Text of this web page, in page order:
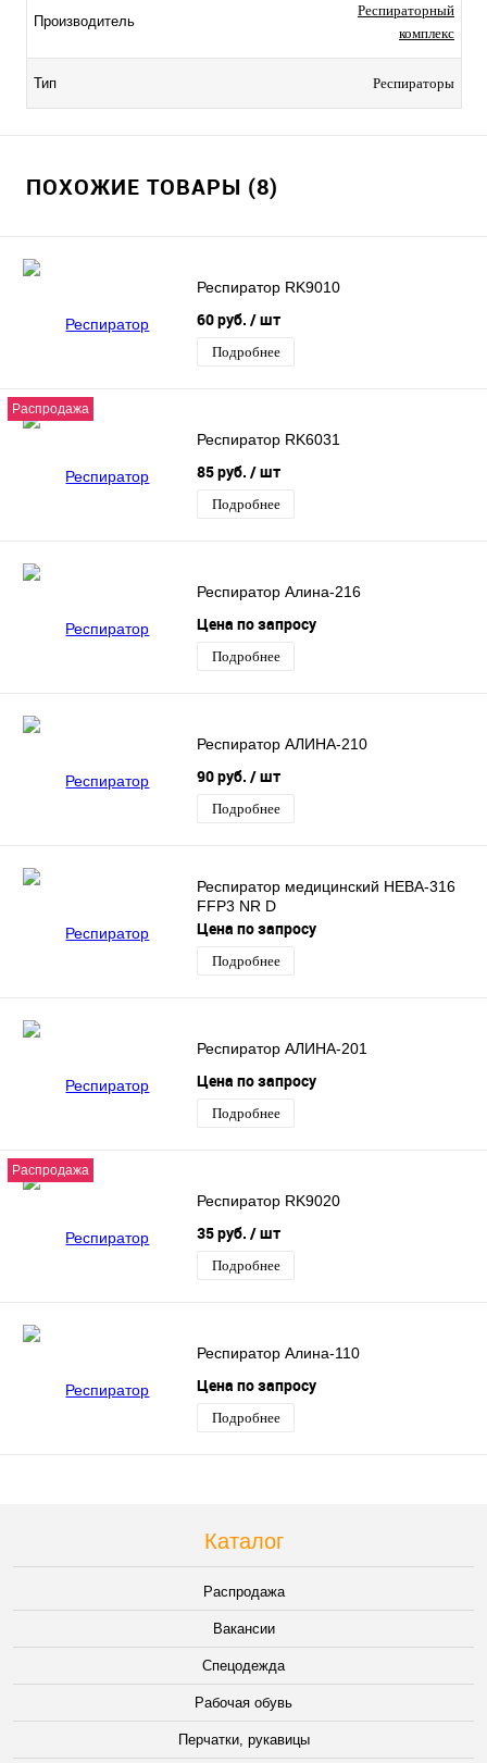
Производитель
Респираторный
комплекс
Тип Респираторы
ПОХОЖИЕ ТОВАРЫ (8)
Респиратор RK9010
60 руб. / шт
Подробнее
Распродажа
Респиратор RK6031
85 руб. / шт
Подробнее
Респиратор Алина-216
Цена по запросу
Подробнее
Респиратор АЛИНА-210
90 руб. / шт
Подробнее
Респиратор медицинский НЕВА-316
FFP3 NR D
Цена по запросу
Подробнее
Респиратор АЛИНА-201
Цена по запросу
Подробнее
Распродажа
Респиратор RK9020
35 руб. / шт
Подробнее
Респиратор Алина-110
Цена по запросу
Подробнее
Каталог
Распродажа
Вакансии
Спецодежда
Рабочая обувь
Перчатки, рукавицы